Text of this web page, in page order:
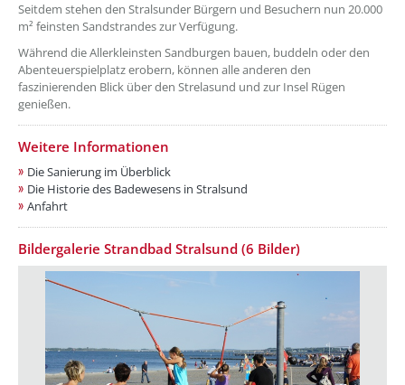
Seitdem stehen den Stralsunder Bürgern und Besuchern nun 20.000
m² feinsten Sandstrandes zur Verfügung.
Während die Allerkleinsten Sandburgen bauen, buddeln oder den
Abenteuerspielplatz erobern, können alle anderen den
faszinierenden Blick über den Strelasund und zur Insel Rügen
genießen.
Weitere Informationen
Die Sanierung im Überblick
Die Historie des Badewesens in Stralsund
Anfahrt
Bildergalerie Strandbad Stralsund (6 Bilder)